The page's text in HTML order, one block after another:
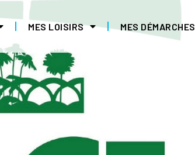
MES LOISIRS MES DÉMARCHES